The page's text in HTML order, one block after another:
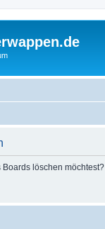
löschen möchtest?